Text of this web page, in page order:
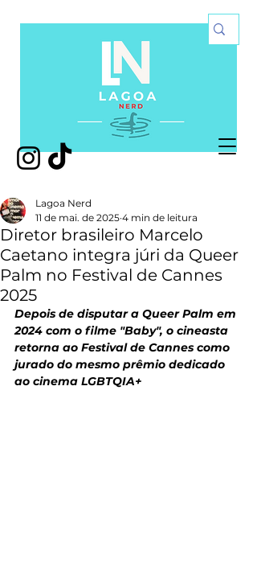
Diretor brasileiro Marcelo
Caetano integra júri da Queer
Palm no Festival de Cannes
2025
Lagoa Nerd
11 de mai. de 2025 4 min de leitura
Depois de disputar a Queer Palm em
2024 com o filme "Baby", o cineasta
retorna ao Festival de Cannes como
jurado do mesmo prêmio dedicado
ao cinema LGBTQIA+